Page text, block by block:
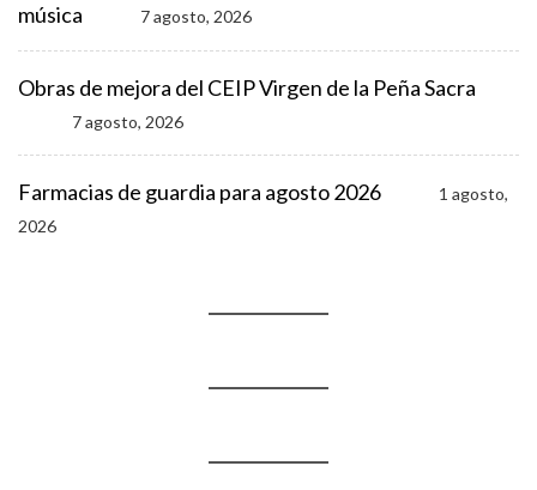
música
7 agosto, 2026
Obras de mejora del CEIP Virgen de la Peña Sacra
7 agosto, 2026
Farmacias de guardia para agosto 2026
1 agosto,
2026